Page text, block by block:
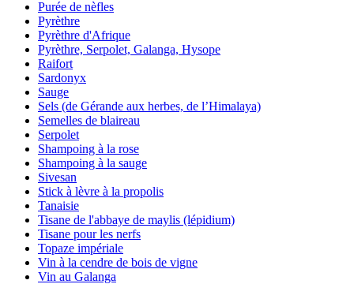
Purée de nèfles
Pyrèthre
Pyrèthre d'Afrique
Pyrèthre, Serpolet, Galanga, Hysope
Raifort
Sardonyx
Sauge
Sels (de Gérande aux herbes, de l’Himalaya)
Semelles de blaireau
Serpolet
Shampoing à la rose
Shampoing à la sauge
Sivesan
Stick à lèvre à la propolis
Tanaisie
Tisane de l'abbaye de maylis (lépidium)
Tisane pour les nerfs
Topaze impériale
Vin à la cendre de bois de vigne
Vin au Galanga